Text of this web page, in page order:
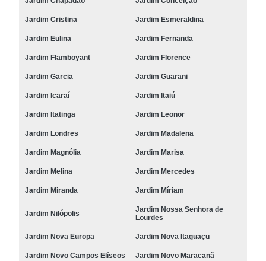
Jardim Cristina Jardim Esmeraldina
Jardim Eulina Jardim Fernanda
Jardim Flamboyant Jardim Florence
Jardim Garcia Jardim Guarani
Jardim Icaraí Jardim Itaiú
Jardim Itatinga Jardim Leonor
Jardim Londres Jardim Madalena
Jardim Magnólia Jardim Marisa
Jardim Melina Jardim Mercedes
Jardim Miranda Jardim Míriam
Jardim Nilópolis
Jardim Nossa Senhora de
Lourdes
Jardim Nova Europa Jardim Nova Itaguaçu
Jardim Novo Campos Elíseos Jardim Novo Maracanã